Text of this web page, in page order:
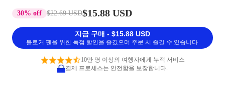
30% off $22.69 USD$15.88 USD
지금 구매 - $15.88 USD
블로거 팬을 위한 독점 할인을 즐겼으며 주문 시 즐길 수 있습니다.
10만 명 이상의 여행자에게 누적 서비스
결제 프로세스는 안전함을 보장합니다.